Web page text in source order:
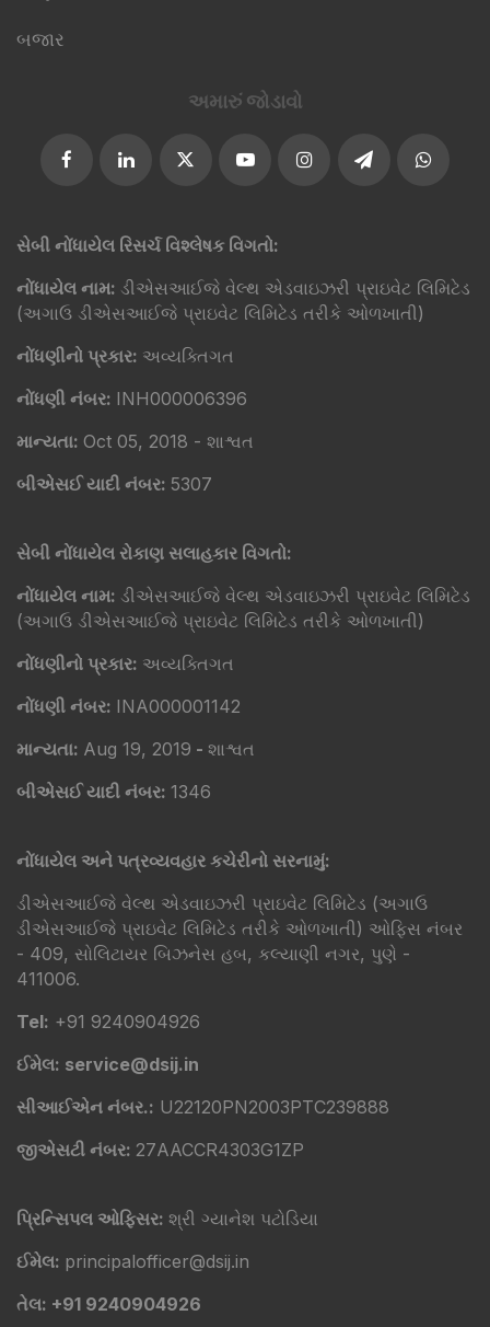
બજાર
અમારું જોડાવો​
સેબી નોંધાયેલ રિસર્ચ વિશ્લેષક વિગતો:
નોંધાયેલ નામ: ડીએસઆઈજે વેલ્થ એડવાઇઝરી પ્રાઇવેટ લિમિટેડ
(અગાઉ ડીએસઆઈજે પ્રાઇવેટ લિમિટેડ તરીકે ઓળખાતી)
નોંધણીનો પ્રકાર: અવ્યક્તિગત
નોંધણી નંબર: INH000006396
માન્યતા: Oct 05, 2018 - શાશ્વત
બીએસઈ યાદી નંબર: 5307
સેબી નોંધાયેલ રોકાણ સલાહકાર વિગતો:
નોંધાયેલ નામ: ડીએસઆઈજે વેલ્થ એડવાઇઝરી પ્રાઇવેટ લિમિટેડ
(અગાઉ ડીએસઆઈજે પ્રાઇવેટ લિમિટેડ તરીકે ઓળખાતી)
નોંધણીનો પ્રકાર: અવ્યક્તિગત
નોંધણી નંબર: INA000001142
માન્યતા: Aug 19, 2019 - શાશ્વત
બીએસઈ યાદી નંબર: 1346
નોંધાયેલ અને પત્રવ્યવહાર કચેરીનો સરનામું:
ડીએસઆઈજે વેલ્થ એડવાઇઝરી પ્રાઇવેટ લિમિટેડ (અગાઉ
ડીએસઆઈજે પ્રાઇવેટ લિમિટેડ તરીકે ઓળખાતી) ઓફિસ નંબર
- 409, સોલિટાયર બિઝનેસ હબ, કલ્યાણી નગર, પુણે -
411006.
Tel: +91 9240904926
ઈમેલ: service@dsij.in
સીઆઈએન નંબર.: U22120PN2003PTC239888
જીએસટી નંબર: 27AACCR4303G1ZP
પ્રિન્સિપલ ઓફિસર: શ્રી ગ્યાનેશ પટોડિયા
ઈમેલ: principalofficer@dsij.in
તેલ: +91 9240904926